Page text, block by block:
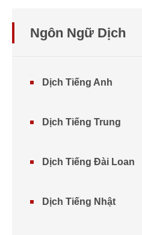
Ngôn Ngữ Dịch
Dịch Tiếng Anh
Dịch Tiếng Trung
Dịch Tiếng Đài Loan
Dịch Tiếng Nhật